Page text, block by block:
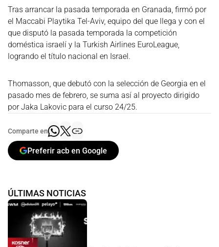
Tras arrancar la pasada temporada en Granada, firmó por
el Maccabi Playtika Tel-Aviv, equipo del que llega y con el
que disputó la pasada temporada la competición
doméstica israelí y la Turkish Airlines EuroLeague,
logrando el título nacional en Israel.
Thomasson, que debutó con la selección de Georgia en el
pasado mes de febrero, se suma así al proyecto dirigido
por Jaka Lakovic para el curso 24/25.
Comparte en
Preferir acb en Google
ÚLTIMAS NOTICIAS